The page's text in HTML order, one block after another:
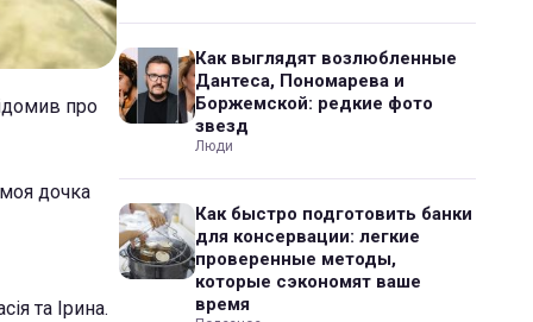
про
дочка
та Ірина.
Как выглядят возлюбленные
Дантеса, Пономарева и
Боржемской: редкие фото
звезд
Люди
Как быстро подготовить банки
для консервации: легкие
проверенные методы,
которые сэкономят ваше
время